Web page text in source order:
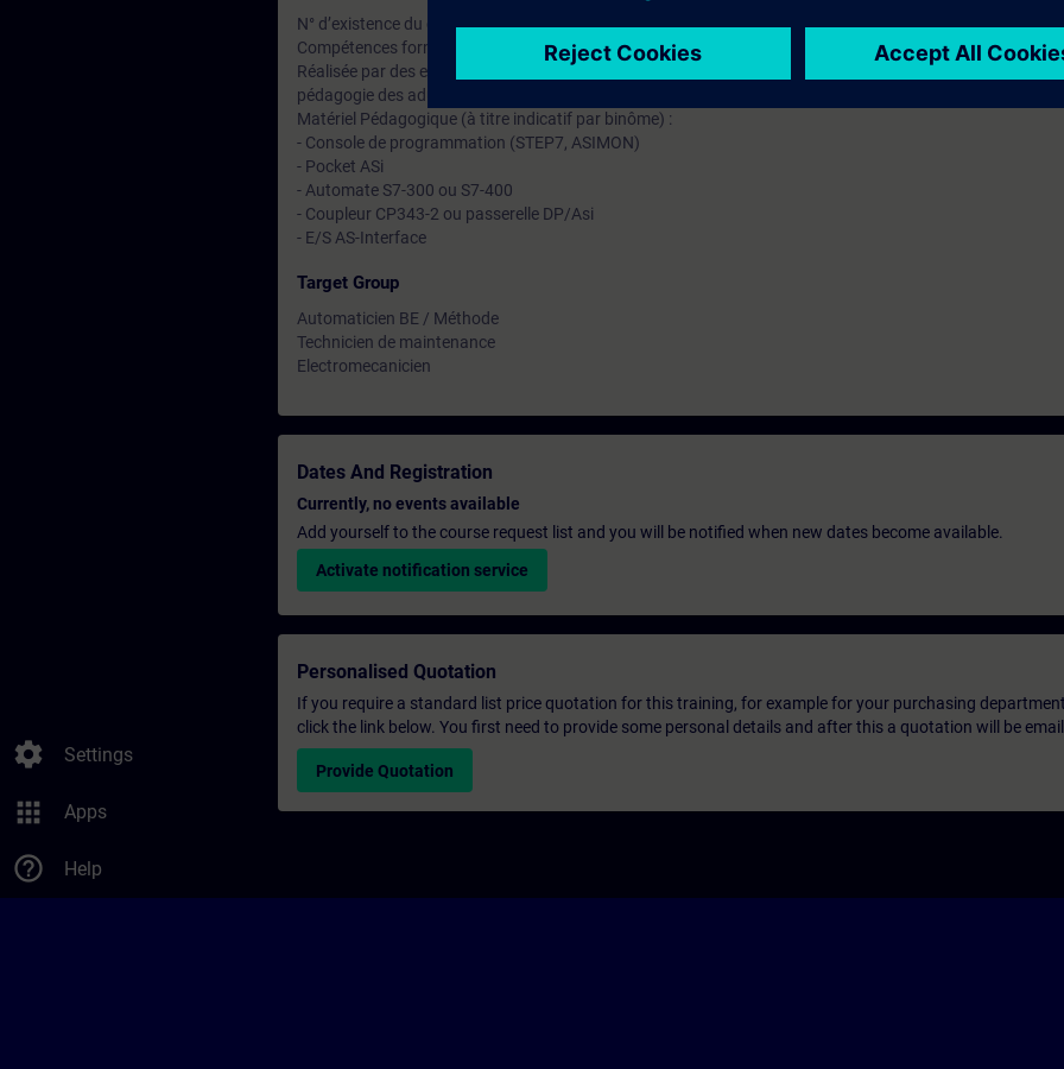
settings Settings
apps Apps
help_outline Help
N° d’existence du centre de formation SITRAIN : 11 93 00 205 93
Compétences formateur :
Réalisée par des experts assurant au quotidien des missions techniques auprès des entreprises, formés
pédagogie des adultes avec un suivi et une actualisation de leurs compétences théoriques, pratiques, et
Matériel Pédagogique (à titre indicatif par binôme) :
- Console de programmation (STEP7, ASIMON)
- Pocket ASi
- Automate S7-300 ou S7-400
- Coupleur CP343-2 ou passerelle DP/Asi
- E/S AS-Interface
Target Group
Automaticien BE / Méthode
Technicien de maintenance
Electromecanicien
Dates And Registration
Currently, no events available
Add yourself to the course request list and you will be notified when new dates become available.
Activate notification service
Personalised Quotation
If you require a standard list price quotation for this training, for example for your purchasing
click the link below. You first need to provide some personal details and after this a quotation will be
Provide Quotation